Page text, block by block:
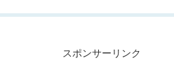
スポンサーリンク